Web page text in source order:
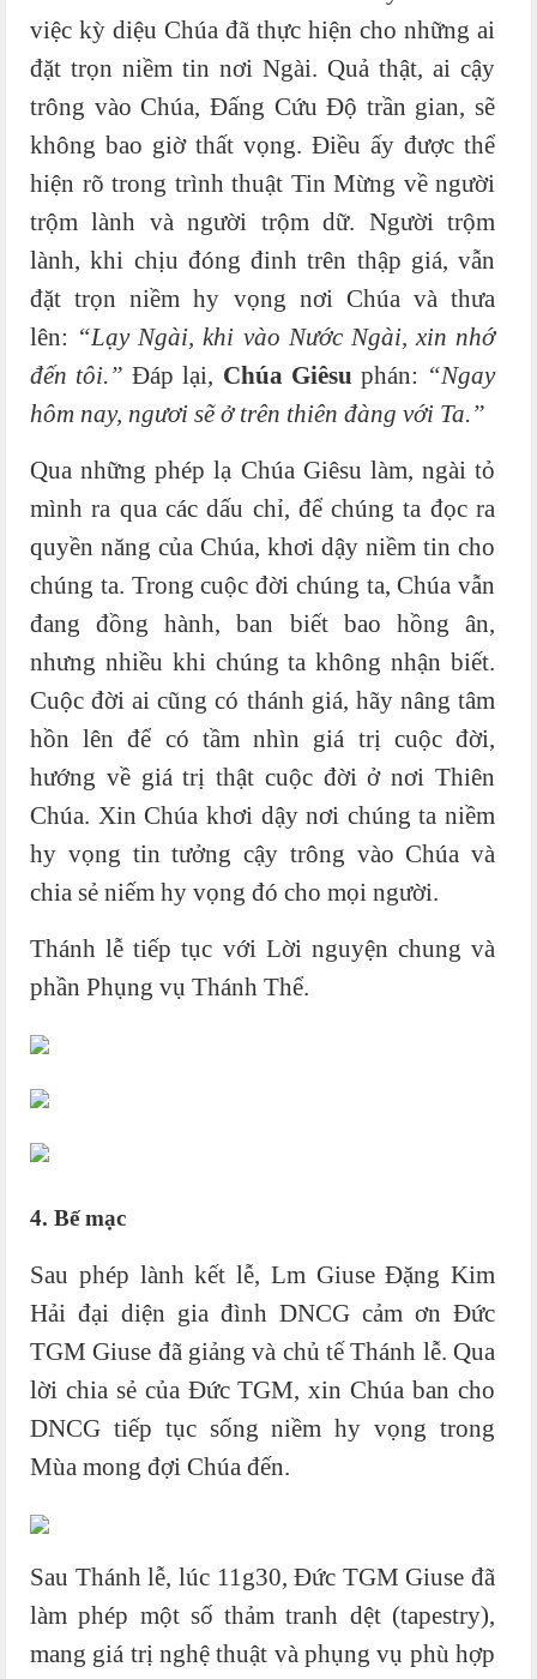
việc kỳ diệu Chúa đã thực hiện cho những ai
đặt trọn niềm tin nơi Ngài. Quả thật, ai cậy
trông vào Chúa, Đấng Cứu Độ trần gian, sẽ
không bao giờ thất vọng. Điều ấy được thể
hiện rõ trong trình thuật Tin Mừng về người
trộm lành và người trộm dữ. Người trộm
lành, khi chịu đóng đinh trên thập giá, vẫn
đặt trọn niềm hy vọng nơi Chúa và thưa
lên: “Lạy Ngài, khi vào Nước Ngài, xin nhớ
đến tôi.” Đáp lại, Chúa Giêsu phán: “Ngay
hôm nay, ngươi sẽ ở trên thiên đàng với Ta.”
Qua những phép lạ Chúa Giêsu làm, ngài tỏ
mình ra qua các dấu chỉ, để chúng ta đọc ra
quyền năng của Chúa, khơi dậy niềm tin cho
chúng ta. Trong cuộc đời chúng ta, Chúa vẫn
đang đồng hành, ban biết bao hồng ân,
nhưng nhiều khi chúng ta không nhận biết.
Cuộc đời ai cũng có thánh giá, hãy nâng tâm
hồn lên để có tầm nhìn giá trị cuộc đời,
hướng về giá trị thật cuộc đời ở nơi Thiên
Chúa. Xin Chúa khơi dậy nơi chúng ta niềm
hy vọng tin tưởng cậy trông vào Chúa và
chia sẻ niếm hy vọng đó cho mọi người.
Thánh lễ tiếp tục với Lời nguyện chung và
phần Phụng vụ Thánh Thể.
4. Bế mạc
Sau phép lành kết lễ, Lm Giuse Đặng Kim
Hải đại diện gia đình DNCG cảm ơn Đức
TGM Giuse đã giảng và chủ tế Thánh lễ. Qua
lời chia sẻ của Đức TGM, xin Chúa ban cho
DNCG tiếp tục sống niềm hy vọng trong
Mùa mong đợi Chúa đến.
Sau Thánh lễ, lúc 11g30, Đức TGM Giuse đã
làm phép một số thảm tranh dệt (tapestry),
mang giá trị nghệ thuật và phụng vụ phù hợp